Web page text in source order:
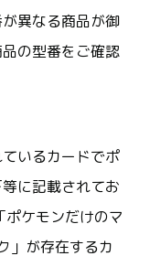
異なる商品が御
の型番をご確認
いるカードでポ
に記載されてお
ポケモンだけのマ
」が存在するカ